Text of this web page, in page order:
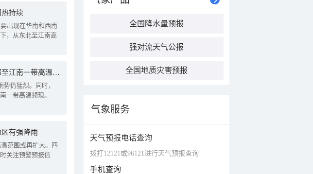
持续
出现在华南和西南
，从东北至江南高
四川陕西等地需警惕降雨叠加致灾 华北南部至江南一带高温频现
仍猛烈。同时，
一带高温频现。
有强降雨
范围或再扩大。四
关注预警预报信
全国降水量预报
强对流天气公报
全国地质灾害预报
气象服务
天气预报电话查询
拨打12121或96121进行天气预报查询
手机查询